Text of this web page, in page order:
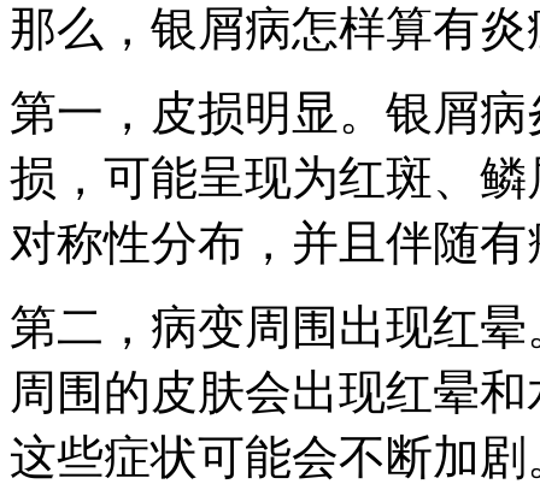
那么，银屑病怎样算有
第一，皮损明显。银屑
损，可能呈现为红斑、
对称性分布，并且伴随
第二，病变周围出现红
周围的皮肤会出现红晕
这些症状可能会不断加剧